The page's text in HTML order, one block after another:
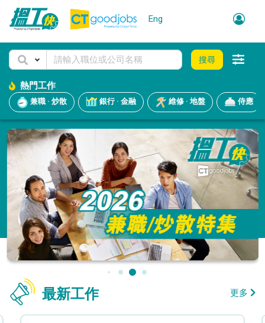
Eng
搜尋
熱門工作
兼職 · 炒散 銀行 · 金融 維修 · 地盤 侍應
最新工作 更多